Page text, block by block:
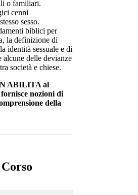
o familiari.
cenni
sesso.
biblici per
la definizione di
identità sessuale e di
alcune delle devianze
società e chiese.
ABILITA al
nozioni di
della